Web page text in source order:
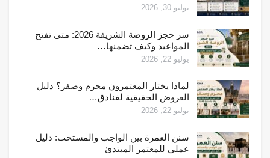
يوليو 30, 2026
سر حجز الروضة الشريفة 2026: متى تفتح
المواعيد وكيف تضمنها…
يوليو 22, 2026
لماذا يختار المعتمرون محرم وصفر؟ دليل
العروض الحقيقية لفنادق…
يوليو 22, 2026
سنن العمرة بين الواجب والمستحب: دليل
عملي للمعتمر المبتدئ